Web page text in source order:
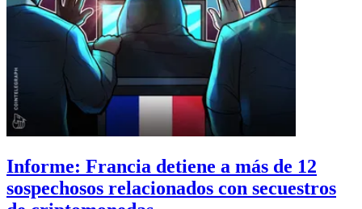
Informe: Francia detiene a más de 12
sospechosos relacionados con secuestros